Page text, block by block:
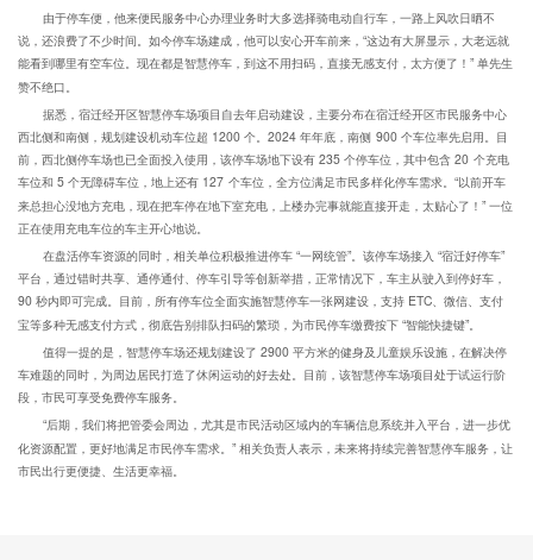
由于停车便，他来便民服务中心办理业务时大多选择骑电动自行车，一路上风吹日晒不
说，还浪费了不少时间。如今停车场建成，他可以安心开车前来，“这边有大屏显示，大老远就
能看到哪里有空车位。现在都是智慧停车，到这不用扫码，直接无感支付，太方便了！” 单先生
赞不绝口。​
据悉，宿迁经开区智慧停车场项目自去年启动建设，主要分布在宿迁经开区市民服务中心
西北侧和南侧，规划建设机动车位超 1200 个。2024 年年底，南侧 900 个车位率先启用。目
前，西北侧停车场也已全面投入使用，该停车场地下设有 235 个停车位，其中包含 20 个充电
车位和 5 个无障碍车位，地上还有 127 个车位，全方位满足市民多样化停车需求。“以前开车
来总担心没地方充电，现在把车停在地下室充电，上楼办完事就能直接开走，太贴心了！” 一位
正在使用充电车位的车主开心地说。​
在盘活停车资源的同时，相关单位积极推进停车 “一网统管”。该停车场接入 “宿迁好停车”
平台，通过错时共享、通停通付、停车引导等创新举措，正常情况下，车主从驶入到停好车，
90 秒内即可完成。目前，所有停车位全面实施智慧停车一张网建设，支持 ETC、微信、支付
宝等多种无感支付方式，彻底告别排队扫码的繁琐，为市民停车缴费按下 “智能快捷键”。​
值得一提的是，智慧停车场还规划建设了 2900 平方米的健身及儿童娱乐设施，在解决停
车难题的同时，为周边居民打造了休闲运动的好去处。目前，该智慧停车场项目处于试运行阶
段，市民可享受免费停车服务。​
“后期，我们将把管委会周边，尤其是市民活动区域内的车辆信息系统并入平台，进一步优
化资源配置，更好地满足市民停车需求。” 相关负责人表示，未来将持续完善智慧停车服务，让
市民出行更便捷、生活更幸福。